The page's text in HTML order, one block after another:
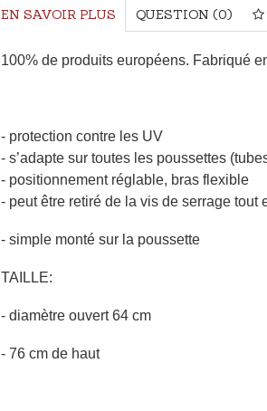
EN SAVOIR PLUS QUESTION (0)
100% de produits européens. Fabriqué
- protection contre les UV
- s’adapte sur toutes les poussettes
- positionnement réglable, bras flexible
- peut être retiré de la vis de serrage
- simple monté sur la poussette
TAILLE:
- diamètre ouvert 64 cm
- 76 cm de haut